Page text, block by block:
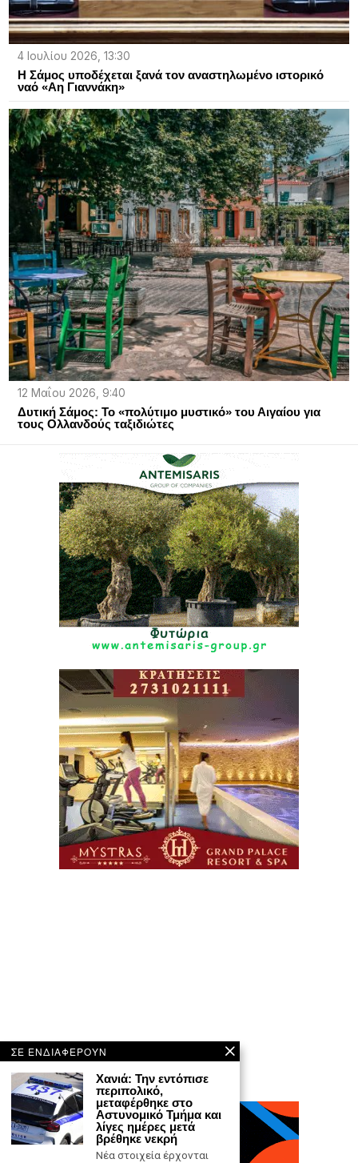
4 Ιουλίου 2026, 13:30
Η Σάμος υποδέχεται ξανά τον αναστηλωμένο ιστορικό
ναό «Αη Γιαννάκη»
12 Μαΐου 2026, 9:40
Δυτική Σάμος: Το «πολύτιμο μυστικό» του Αιγαίου για
τους Ολλανδούς ταξιδιώτες​​​​​​​​​​​​​​​
ΣΕ ΕΝΔΙΑΦΕΡΟΥΝ
Χανιά: Την εντόπισε
περιπολικό,
μεταφέρθηκε στο
Αστυνομικό Τμήμα και
λίγες ημέρες μετά
βρέθηκε νεκρή
Νέα στοιχεία έρχονται